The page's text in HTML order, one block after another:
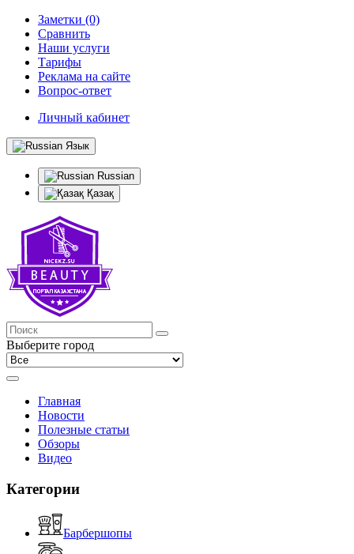
Заметки (0)
Сравнить
Наши услуги
Тарифы
Реклама на сайте
Вопрос-ответ
Личный кабинет
Язык
Russian
Қазақ
Выберите город
Главная
Новости
Полезные статьи
Обзоры
Видео
Категории
Барбершопы